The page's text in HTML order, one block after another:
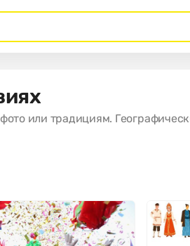
или традициям.